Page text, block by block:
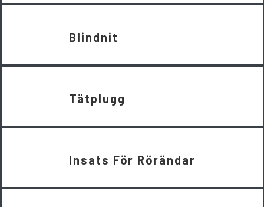
Blindnit
Tätplugg
Insats För Rörändar